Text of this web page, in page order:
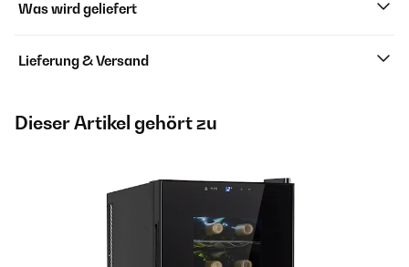
Was wird geliefert
Lieferung & Versand
Dieser Artikel gehört zu